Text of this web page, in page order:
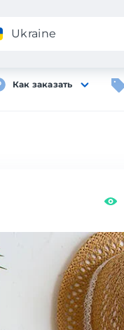
Как заказать
Ukraine